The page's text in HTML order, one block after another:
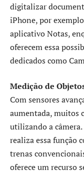
digitalizar
iPhone, por
aplicativo Notas,
oferecem essa
dedicados como
Medição de
Com sensores
aumentada, muitos
utilizando a
realiza essa função
trenas
oferece um recurso